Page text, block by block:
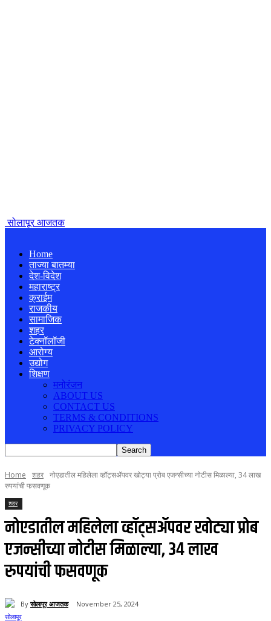
सोलापूर आजतक
Home
ताज्या बातम्या
देश-विदेश
महाराष्ट्र
क्राईम
राजकीय
सामाजिक
शहर
टेक्नॉलॉजी
आरोग्य
उद्योग
शिक्षण
मनोरंजन
ABOUT US
CONTACT US
TERMS & CONDITIONS
PRIVACY POLICY
Home शहर नोएडातील महिलेला व्हॉट्सॲपवर खोट्या प्रोब एजन्सीच्या नोटीस मिळाल्या, 34 लाख
रुपयांची फसवणूक
शहर
नोएडातील महिलेला व्हॉट्सॲपवर खोट्या प्रोब
एजन्सीच्या नोटीस मिळाल्या, 34 लाख
रुपयांची फसवणूक
By सोलापूर आजतक November 25, 2024